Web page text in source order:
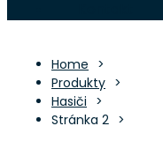
Home
Produkty
Hasiči
Stránka 2